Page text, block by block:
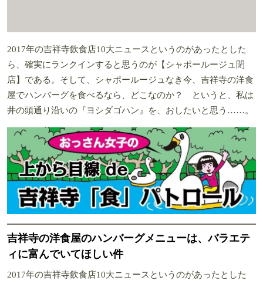
2017年の吉祥寺飲食店10大ニュースというのがあったとした
ら、確実にランクインすると思うのが【シャポールージュ閉
店】である。そして、シャポールージュなき今、吉祥寺の洋食
屋でハンバーグを食べるなら、どこなのか？ というと、私は
井の頭通り沿いの『ヨシダゴハン』を、おしたいと思う……。
吉祥寺の洋食屋のハンバーグメニューは、バラエテ
ィに富んでいてほしい件
2017年の吉祥寺飲食店10大ニュースというのがあったとした